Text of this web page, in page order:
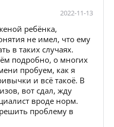
2022-11-13
ребёнка,
не имел, что ему
в таких случаях.
подробно, о многих
пробуем, как я
и всё такоё. В
вот сдал, жду
вроде норм.
проблему в